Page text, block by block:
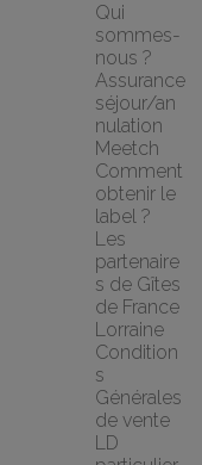
Qui
sommes-
nous ?
Assurance
séjour/an
nulation
Meetch
Comment
obtenir le
label ?
Les
partenaire
s de Gîtes
de France
Lorraine
Condition
s
Générales
de vente
LD